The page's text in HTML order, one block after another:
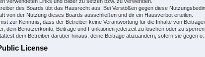
des Boards übt das Hausrecht aus. Bei Verstößen gegen diese
von der Nutzung dieses Boards ausschließen und dir ein Hausverbot erteilen.
zur Kenntnis, dass der Betreiber keine Verantwortung für die Inhalte von
dein Benutzerkonto, Beiträge und Funktionen jederzeit zu löschen oder zu sperren.
dem Betreiber darüber hinaus, deine Beiträge abzuändern, sofern sie gegen
License